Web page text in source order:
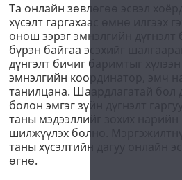
Та онлайн зөвлөгөө эсвэл
хүсэлт гаргахаас өмнө илгээх
онош зэрэг эмнэлгийн дүгнэлт
бүрэн байгаа эсэхийг
дүнгэлт бичиг баримтыг
эмнэлгийн координатор, эмч
танилцана. Шаардлагатай бол
болон эмгэг зүйн дүгнэлт
таны мэдээллийг зохих нарийн
шилжүүлэх болно.
таны хүсэлтийн дагуу онлайн
өгнө.